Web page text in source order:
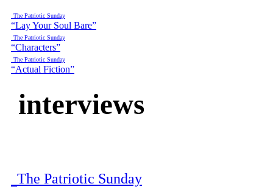
The Patriotic Sunday
“Lay Your Soul Bare”
The Patriotic Sunday
“Characters”
The Patriotic Sunday
“Actual Fiction”
interviews
The Patriotic Sunday